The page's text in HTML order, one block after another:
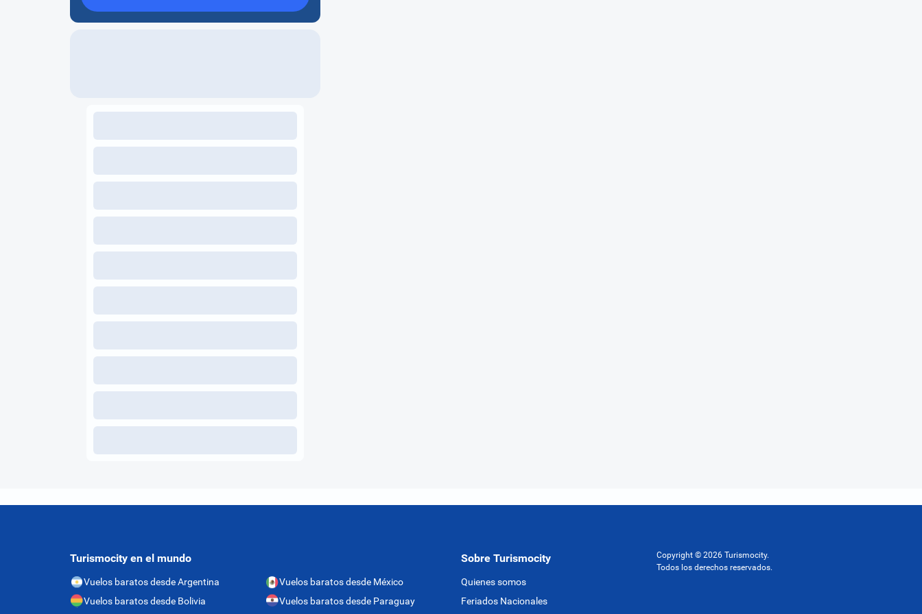
Turismocity en el mundo
Vuelos baratos desde Argentina
Vuelos baratos desde Bolivia
Vuelos baratos desde México
Vuelos baratos desde Paraguay
Sobre Turismocity
Quienes somos
Feriados Nacionales
Copyright © 2026 Turismocity.
Todos los derechos reservados.